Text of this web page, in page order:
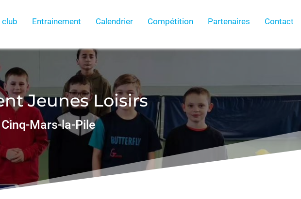
club Entrainement Calendrier Compétition Partenaires Contact
Jeunes Loisirs
Mars-la-Pile